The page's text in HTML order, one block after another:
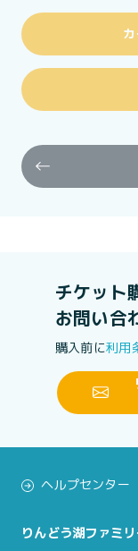
チケット
お問い合
購入前に利用
ヘルプセンター
りんどう湖ファミ